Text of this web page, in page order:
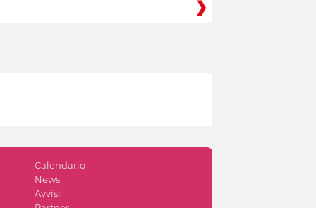
Calendario
News
Avvisi